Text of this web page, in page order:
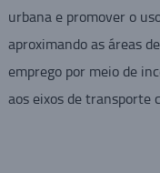
urbana e promover o
aproximando as áreas
emprego por meio de
aos eixos de transporte